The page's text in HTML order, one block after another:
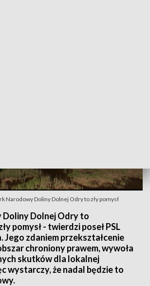
Narodowy Doliny Dolnej Odry to zły pomysł
Doliny Dolnej Odry to
pomysł - twierdzi poseł PSL
Jego zdaniem przekształcenie
chroniony prawem, wywoła
skutków dla lokalnej
wystarczy, że nadal będzie to